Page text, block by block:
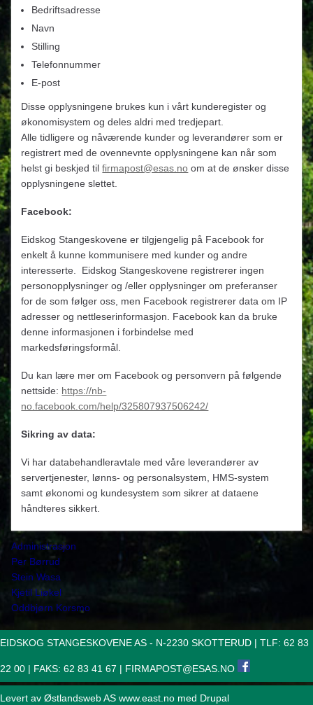
Bedriftsadresse
Navn
Stilling
Telefonnummer
E-post
Disse opplysningene brukes kun i vårt kunderegister og
økonomisystem og deles aldri med tredjepart.
Alle tidligere og nåværende kunder og leverandører som er
registrert med de ovennevnte opplysningene kan når som
helst gi beskjed tilfirmapost@esas.no om at de ønsker disse
opplysningene slettet.
Facebook:
Eidskog Stangeskovene er tilgjengelig på Facebook for
enkelt å kunne kommunisere med kunder og andre
interesserte. Eidskog Stangeskovene registrerer ingen
personopplysninger og /eller opplysninger om preferanser
for de som følger oss, men Facebook registrerer data om IP
adresser og nettleserinformasjon. Facebook kan da bruke
denne informasjonen i forbindelse med
markedsføringsformål.
Du kan lære mer om Facebook og personvern på følgende
nettside: https://nb-
no.facebook.com/help/325807937506242/
Sikring av data:
Vi har databehandleravtale med våre leverandører av
servertjenester, lønns- og personalsystem, HMS-system
samt økonomi og kundesystem som sikrer at dataene
håndteres sikkert.
Administrasjon
Per Børrud
Stein Wasa
Kjetil Liøkel
Oddbjørn Korsmo
EIDSKOG STANGESKOVENE AS - N-2230 SKOTTERUD | TLF: 62 83
22 00 | FAKS: 62 83 41 67 | FIRMAPOST@ESAS.NO
Levert av Østlandsweb AS www.east.no med Drupal